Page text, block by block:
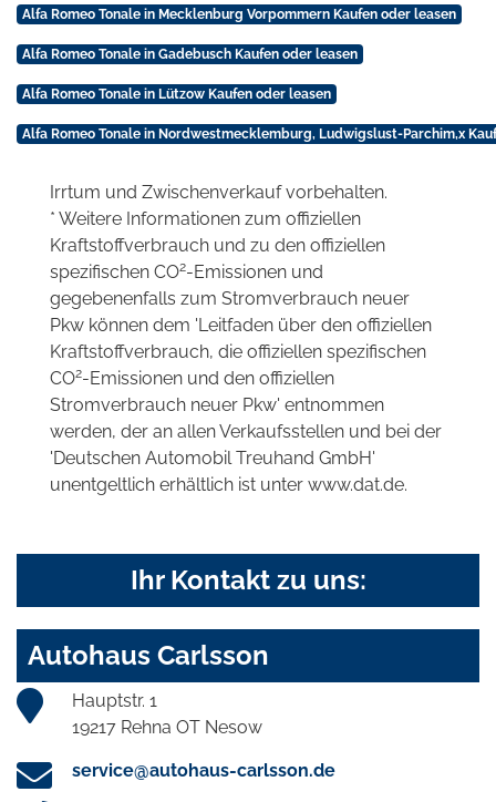
Alfa Romeo Tonale in Mecklenburg Vorpommern Kaufen oder leasen
Alfa Romeo Tonale in Gadebusch Kaufen oder leasen
Alfa Romeo Tonale in Lützow Kaufen oder leasen
Alfa Romeo Tonale in Nordwestmecklemburg, Ludwigslust-Parchim,x
Irrtum und Zwischenverkauf vorbehalten.
* Weitere Informationen zum offiziellen
Kraftstoffverbrauch und zu den offiziellen
spezifischen CO2-Emissionen und
gegebenenfalls zum Stromverbrauch neuer
Pkw können dem 'Leitfaden über den offiziellen
Kraftstoffverbrauch, die offiziellen spezifischen
CO2-Emissionen und den offiziellen
Stromverbrauch neuer Pkw' entnommen
werden, der an allen Verkaufsstellen und bei der
'Deutschen Automobil Treuhand GmbH'
unentgeltlich erhältlich ist unter www.dat.de.
Ihr Kontakt zu uns:
Autohaus Carlsson
Hauptstr. 1
19217 Rehna OT Nesow
service@autohaus-carlsson.de